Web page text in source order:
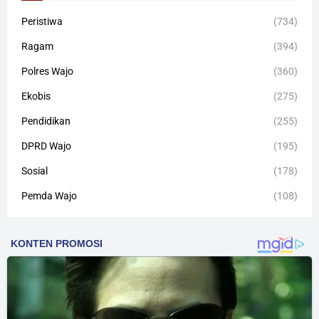
Peristiwa (734)
Ragam (394)
Polres Wajo (360)
Ekobis (275)
Pendidikan (255)
DPRD Wajo (195)
Sosial (178)
Pemda Wajo (108)